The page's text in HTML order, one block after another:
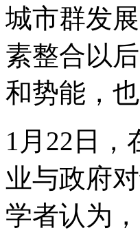
城市群发
素整合以
和势能，
1月22日，
业与政府
学者认为